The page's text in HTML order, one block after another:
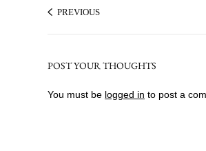
PREVIOUS
POST YOUR THOUGHTS
You must be logged in to post a